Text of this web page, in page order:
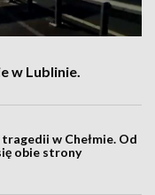
w Lublinie.
w Chełmie. Od
obie strony